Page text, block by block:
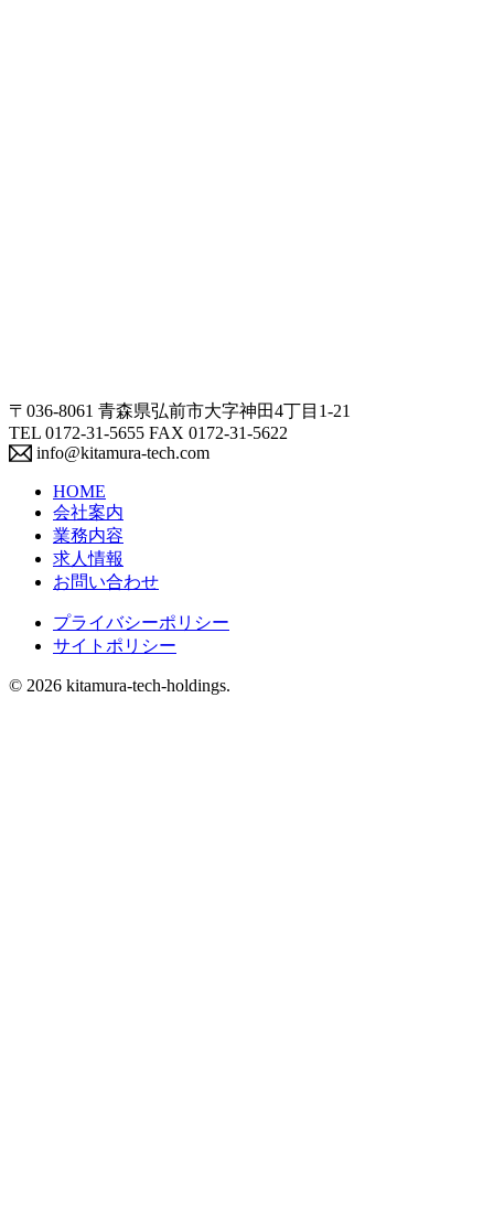
〒036-8061 青森県弘前市大字神田4丁目1-21
TEL 0172-31-5655 FAX 0172-31-5622
info@kitamura-tech.com
HOME
会社案内
業務内容
求人情報
お問い合わせ
プライバシーポリシー
サイトポリシー
© 2026 kitamura-tech-holdings.